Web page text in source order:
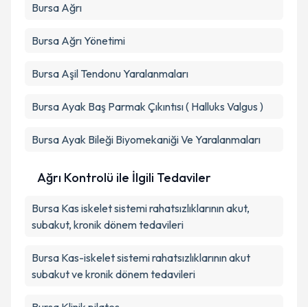
Bursa Ağrı
Bursa Ağrı Yönetimi
Bursa Aşil Tendonu Yaralanmaları
Bursa Ayak Baş Parmak Çıkıntısı ( Halluks Valgus )
Bursa Ayak Bileği Biyomekaniği Ve Yaralanmaları
Ağrı Kontrolü ile İlgili Tedaviler
Bursa Kas iskelet sistemi rahatsızlıklarının akut,
subakut, kronik dönem tedavileri
Bursa Kas-iskelet sistemi rahatsızlıklarının akut
subakut ve kronik dönem tedavileri